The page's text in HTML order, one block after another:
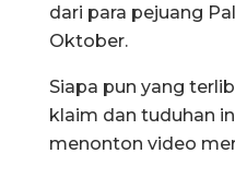
dari para pejuang
Oktober.
Siapa pun yang
klaim dan tuduhan
menonton video